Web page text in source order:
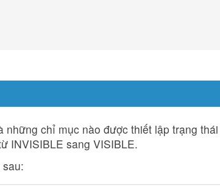
chỉ mục nào được thiết lập trạng
INVISIBLE sang VISIBLE.